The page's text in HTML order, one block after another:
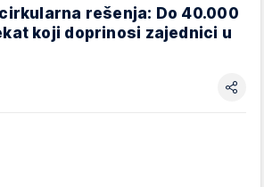
rešenja: Do 40.000
koji doprinosi zajednici u